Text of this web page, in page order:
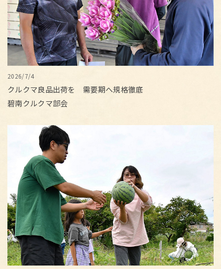
2026/7/4
クルクマ良品出荷を 需要期へ規格徹底
碧南クルクマ部会